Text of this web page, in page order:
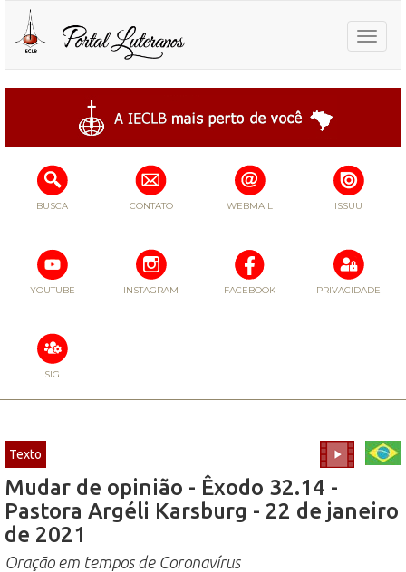
Toggle
BUSCA CONTATO WEBMAIL ISSUU
YOUTUBE INSTAGRAM FACEBOOK PRIVACIDADE
SIG
Texto
Mudar de opinião - Êxodo 32.14 -
Pastora Argéli Karsburg - 22 de janeiro
de 2021
Oração em tempos de Coronavírus